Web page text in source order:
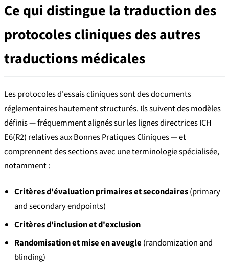
Ce qui distingue la traduction des
protocoles cliniques des autres
traductions médicales
Les protocoles d'essais cliniques sont des documents
réglementaires hautement structurés. Ils suivent des modèles
définis — fréquemment alignés sur les lignes directrices ICH
E6(R2) relatives aux Bonnes Pratiques Cliniques — et
comprennent des sections avec une terminologie spécialisée,
notamment :
Critères d'évaluation primaires et secondaires(primary
and secondary endpoints)
Critères d'inclusion et d'exclusion
Randomisation et mise en aveugle (randomization and
blinding)